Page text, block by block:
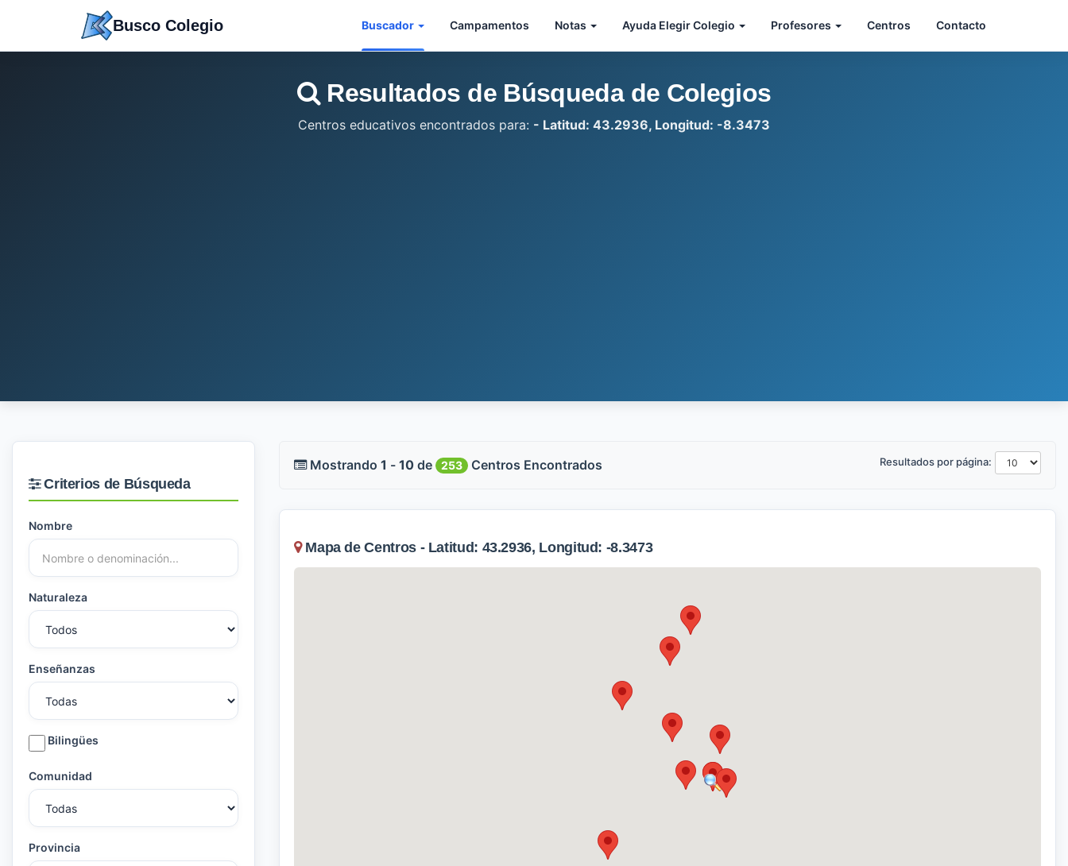
Busco Colegio Buscador Campamentos Notas Ayuda Elegir Colegio Profesores Centros Contacto
Resultados de Búsqueda de Colegios
Centros educativos encontrados para: - Latitud: 43.2936, Longitud: -8.3473
Criterios de Búsqueda
Nombre
Naturaleza
Enseñanzas
Bilingües
Comunidad
Provincia
Mostrando 1 - 10 de 253 Centros Encontrados Resultados por página:
Mapa de Centros - Latitud: 43.2936, Longitud: -8.3473